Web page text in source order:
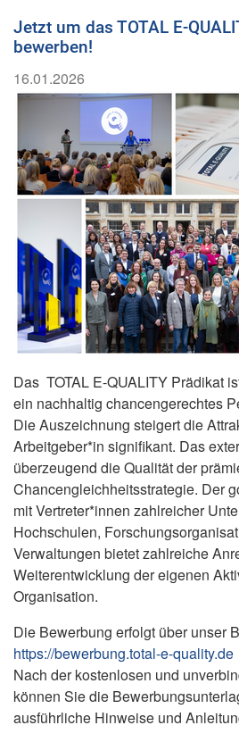
Jetzt um das TOTAL E-
bewerben!
16.01.2026
Das TOTAL E-QUALITY Prädikat
ein nachhaltig chancengerechtes
Die Auszeichnung steigert die
Arbeitgeber*in signifikant. Das
überzeugend die Qualität der
Chancengleichheitsstrategie. Der
mit Vertreter*innen zahlreicher
Hochschulen,
Verwaltungen bietet zahlreiche
Weiterentwicklung der eigenen
Organisation.
Die Bewerbung erfolgt über unser
https://bewerbung.total-e-quality.de
Nach der kostenlosen und
können Sie die
ausführliche Hinweise und